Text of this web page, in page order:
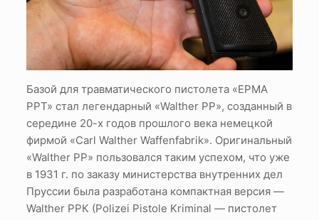
Базой для травматического пистолета «ЕРМА
РРТ» стал легендарный «Walther PP», созданный в
середине 20-х годов прошлого века немецкой
фирмой «Carl Walther Waffenfabrik». Оригинальный
«Walther PP» пользовался таким успехом, что уже
в 1931 г. по заказу министерства внутренних дел
Пруссии была разработана компактная версия —
Walther РРК (Polizei Pistole Kriminal — пистолет